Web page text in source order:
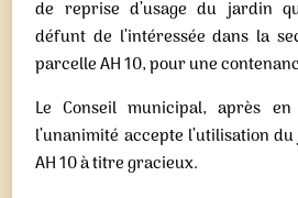
de reprise d’usage du jardin
défunt de l’intéressée dans la
parcelle AH 10, pour une
Le Conseil municipal, après
l’unanimité accepte l’utilisation
AH 10 à titre gracieux.